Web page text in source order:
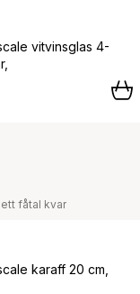
vitvinsglas 4-
ett fåtal kvar
karaff 20 cm,